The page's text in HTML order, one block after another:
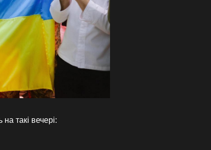
такі вечері: